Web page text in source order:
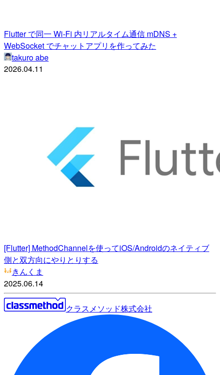
Flutter で同一 Wi-Fi 内リアルタイム通信 mDNS +
WebSocket でチャットアプリを作ってみた
takuro abe
2026.04.11
[Flutter] MethodChannelを使ってiOS/Androidのネイティブ
側と双方向にやりとりする
きんくま
2025.06.14
クラスメソッド株式会社